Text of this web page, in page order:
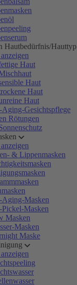
Hautbedürfnis/Hauttyp
Haut
Haut
Haut
Haut
Gesichtspflege
Rötungen
& Lippenmasken
Masken
Masken
Masken
Masken
Maske